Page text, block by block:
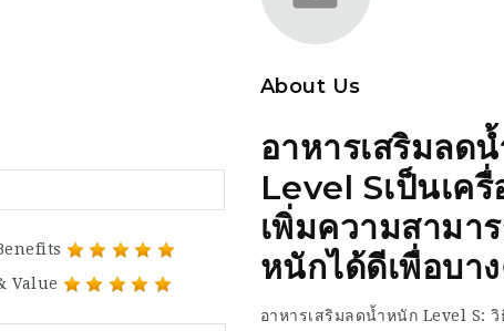
Value
About Us
อาหารเสริมลด
Level Sเป็นเค
เพิ่มความสามา
หนักได้ดีเพื่อบา
อาหารเสริมลดน้ำหนัก Level S: